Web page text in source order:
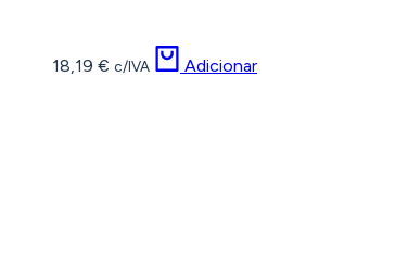
18,19 € c/IVA Adicionar